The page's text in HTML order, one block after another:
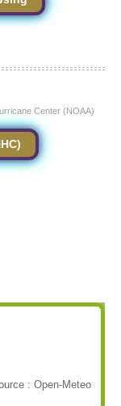
Center (NOAA)
: Open-Meteo